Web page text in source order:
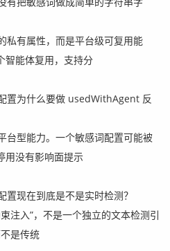
私有属性，而是平台级可复用能
智能体复用，支持分
置为什么要做 usedWithAgent 反
台型能力。一个敏感词配置可能被
用没有影响面提示
现在到底是不是实时检测？
注入”，不是一个独立的文本检测引
是传统